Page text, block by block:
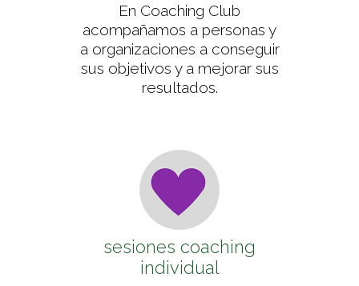
En Coaching Club
acompañamos a personas y
a organizaciones a conseguir
sus objetivos y a mejorar sus
resultados.
sesiones coaching
individual